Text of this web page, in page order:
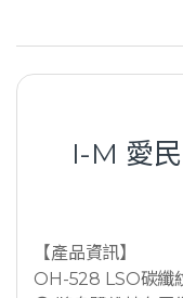
I-M 愛
【產品資訊】
OH-528 LSO碳纖